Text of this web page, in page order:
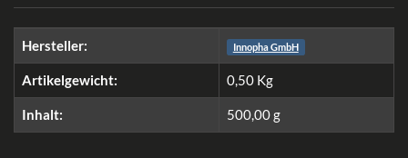
Hersteller: Innopha GmbH
Artikelgewicht: 0,50 Kg
Inhalt: 500,00 g